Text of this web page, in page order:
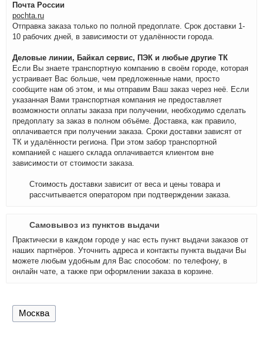
Почта России
pochta.ru
Отправка заказа только по полной предоплате. Срок доставки 1-
10 рабочих дней, в зависимости от удалённости города.
Деловые линии, Байкал сервис, ПЭК и любые другие ТК
Если Вы знаете транспортную компанию в своём городе, которая
устраивает Вас больше, чем предложенные нами, просто
сообщите нам об этом, и мы отправим Ваш заказ через неё. Если
указанная Вами транспортная компания не предоставляет
возможности оплаты заказа при получении, необходимо сделать
предоплату за заказ в полном объёме. Доставка, как правило,
оплачивается при получении заказа. Сроки доставки зависят от
ТК и удалённости региона. При этом забор транспортной
компанией с нашего склада оплачивается клиентом вне
зависимости от стоимости заказа.
Стоимость доставки зависит от веса и цены товара и
рассчитывается оператором при подтверждении заказа.
Самовывоз из пунктов выдачи
Практически в каждом городе у нас есть пункт выдачи заказов от
наших партнёров. Уточнить адреса и контакты пункта выдачи Вы
можете любым удобным для Вас способом: по телефону, в
онлайн чате, а также при оформлении заказа в корзине.
Москва